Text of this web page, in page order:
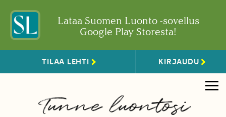
Lataa Suomen Luonto -sovellus
Google Play Storesta!
TILAA LEHTI KIRJAUDU